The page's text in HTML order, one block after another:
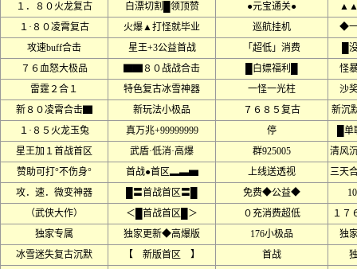
１．８０火龙复古
白漂切割█领顶赞 ●元宝通关●
▲▲
１·８０凌霄复古
火爆▲打怪就毕业 巡航挂机
◆
攻速buff合击
星王+3公益首战 「超低」消费
█
７６血怒大极品
▇▇８０战战合击 █白嫖福利█
怪
雷霆２合１
特色复古冰雪神器 一怪一光柱
沙
新８０凌霄合击▇
新玩法小极品 ７６８５复古
新沉
１·８５火龙玉兔
真万兆+99999999 停
█
星王加１首战首区
武盾·低消·高爆 群925005
清风
赞助可打°不伤身°
首战●首区▂▃▅ 上线送透视
三天
攻．速．微变神器
█〓首战首区〓█ 免费◆公益◆
（武侠大作）
＜█首战首区█＞ ０充消费超低
１７
独家专属
独家更新◆高爆版 176小极品
独
冰雪迷失复古沉默
【 新版首区 】 首战